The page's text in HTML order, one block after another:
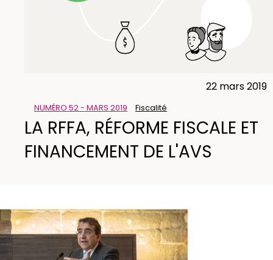
22 mars 2019
NUMÉRO 52 - MARS 2019 Fiscalité
LA RFFA, RÉFORME FISCALE ET
FINANCEMENT DE L'AVS